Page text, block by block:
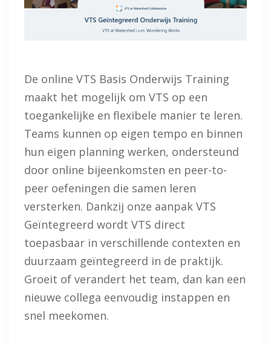
De online VTS Basis Onderwijs Training
maakt het mogelijk om VTS op een
toegankelijke en flexibele manier te leren.
Teams kunnen op eigen tempo en binnen
hun eigen planning werken, ondersteund
door online bijeenkomsten en peer-to-
peer oefeningen die samen leren
versterken. Dankzij onze aanpak VTS
Geïntegreerd wordt VTS direct
toepasbaar in verschillende contexten en
duurzaam geïntegreerd in de praktijk.
Groeit of verandert het team, dan kan een
nieuwe collega eenvoudig instappen en
snel meekomen.